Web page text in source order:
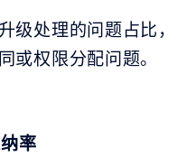
级处理的问题占比
或权限分配问题。
率